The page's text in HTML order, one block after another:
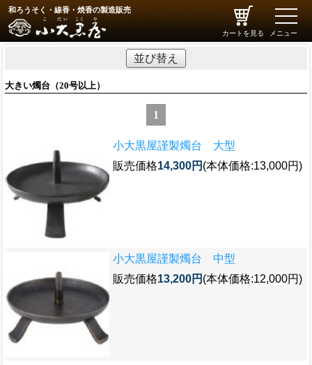
和ろうそく・線香・焼香の製造販売
カートを見る
toggle
メニュー
並び替え
大きい燭台（20号以上）
1
小大黒屋謹製燭台 大型
販売価格14,300円 (本体価格:13,000円)
小大黒屋謹製燭台 中型
販売価格13,200円 (本体価格:12,000円)